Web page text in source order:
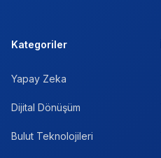
Kategoriler
Yapay Zeka
Dijital Dönüşüm
Bulut Teknolojileri